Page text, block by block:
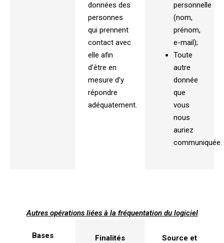
données des
personnes
qui prennent
contact avec
elle afin
d’être en
mesure d’y
répondre
adéquatement.
personnelle
(nom,
prénom,
e-mail);
Toute
autre
donnée
que
vous
nous
auriez
communiquée.
Autres opérations liées à la fréquentation du logiciel
Bases
Finalités
Source et